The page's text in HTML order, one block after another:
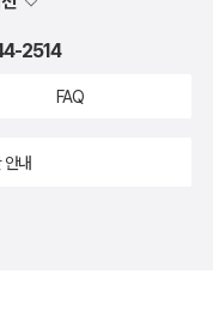
2514
FAQ
안내